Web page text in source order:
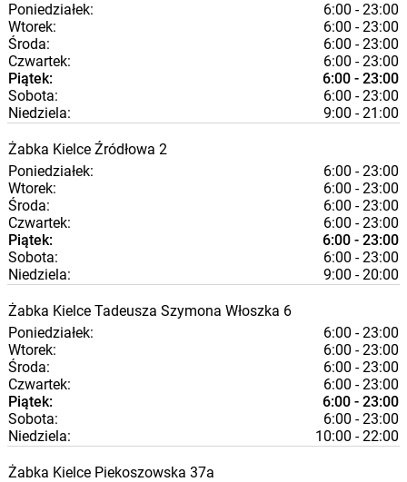
Poniedziałek:
6:00 - 23:00
Wtorek:
6:00 - 23:00
Środa:
6:00 - 23:00
Czwartek:
6:00 - 23:00
Piątek:
6:00 - 23:00
Sobota:
6:00 - 23:00
Niedziela:
9:00 - 21:00
Żabka Kielce Źródłowa 2
Poniedziałek:
6:00 - 23:00
Wtorek:
6:00 - 23:00
Środa:
6:00 - 23:00
Czwartek:
6:00 - 23:00
Piątek:
6:00 - 23:00
Sobota:
6:00 - 23:00
Niedziela:
9:00 - 20:00
Żabka Kielce Tadeusza Szymona Włoszka 6
Poniedziałek:
6:00 - 23:00
Wtorek:
6:00 - 23:00
Środa:
6:00 - 23:00
Czwartek:
6:00 - 23:00
Piątek:
6:00 - 23:00
Sobota:
6:00 - 23:00
Niedziela:
10:00 - 22:00
Żabka Kielce Piekoszowska 37a